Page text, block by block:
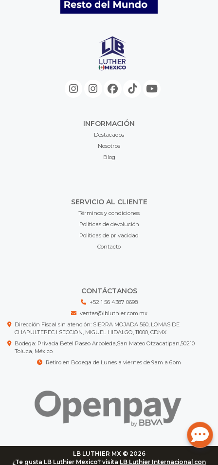
INFORMACIÓN
Destacados
Nosotros
Blog
SERVICIO AL CLIENTE
Términos y condiciones
Políticas de devolución
Políticas de privacidad
Contacto
CONTÁCTANOS
+52 1 56 4387 0698
ventas@lbluthier.com.mx
Dirección Fiscal sin atención: SIERRA MOJADA 560, LOMAS DE
CHAPULTEPEC I SECCION, MIGUEL HIDALGO, 11000, CDMX
Bodega: Privada Betel Paseo Arboleda,San Mateo Otzacatipan,50210
Toluca, México
Retiro en Bodega de Lunes a viernes de 9am a 6pm
LB LUTHIER MX © 2026
¿Te gusta LB Luthier Mexico? visita LB Luthier Internacional con